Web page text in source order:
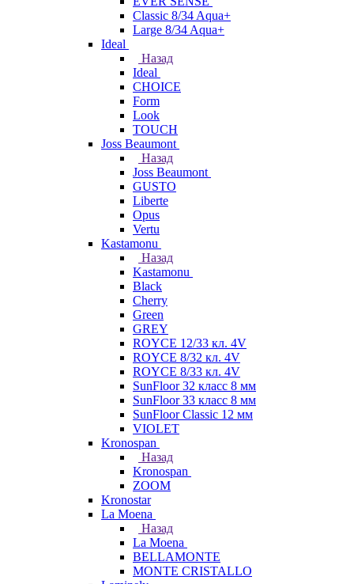
Classic 8/34 Aqua+
Large 8/34 Aqua+
Ideal
Назад
Ideal
CHOICE
Form
Look
TOUCH
Joss Beaumont
Назад
Joss Beaumont
GUSTO
Liberte
Opus
Vertu
Kastamonu
Назад
Kastamonu
Black
Cherry
Green
GREY
ROYCE 12/33 кл. 4V
ROYCE 8/32 кл. 4V
ROYCE 8/33 кл. 4V
SunFloor 32 класс 8 мм
SunFloor 33 класс 8 мм
SunFloor Classic 12 мм
VIOLET
Kronospan
Назад
Kronospan
ZOOM
Kronostar
La Moena
Назад
La Moena
BELLAMONTE
MONTE CRISTALLO